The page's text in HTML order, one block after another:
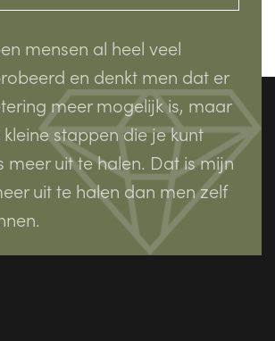
mensen al heel veel
en denkt men dat er
meer mogelijk is, maar
stappen die je kunt
meer uit te halen. Dat is mijn
uit te halen dan men zelf